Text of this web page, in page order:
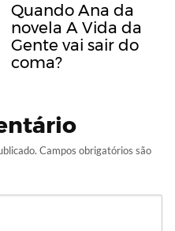
Quando Ana da
novela A Vida da
Gente vai sair do
coma?
Campos obrigatórios são